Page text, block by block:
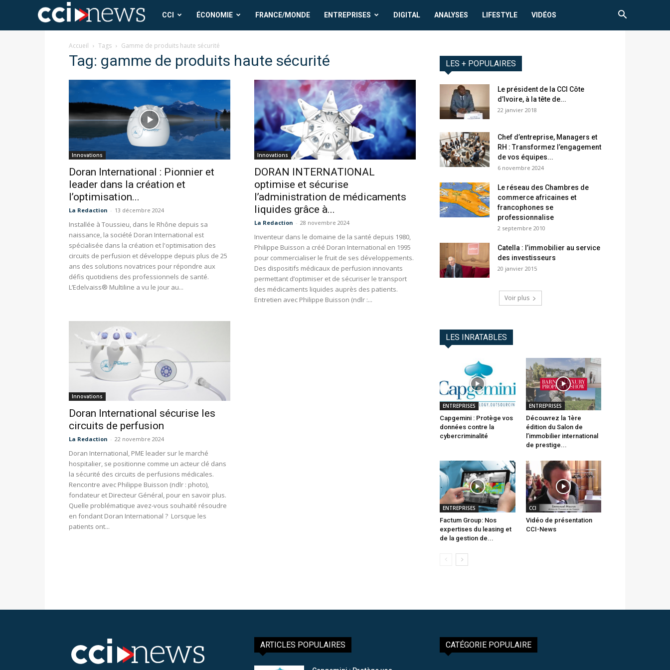
CCI
News
CCI ÉCONOMIE FRANCE/MONDE ENTREPRISES DIGITAL ANALYSES LIFESTYLE VIDÉOS
Accueil Tags Gamme de produits haute sécurité
Tag: gamme de produits haute sécurité
Innovations
Doran International : Pionnier et
leader dans la création et
l’optimisation...
La Redaction - 13 décembre 2024
Installée à Toussieu, dans le Rhône depuis sa
naissance, la société Doran International est
spécialisée dans la création et l'optimisation des
circuits de perfusion et développe depuis plus de 25
ans des solutions novatrices pour répondre aux
défis quotidiens des professionnels de santé.
L’Edelvaiss® Multiline a vu le jour au...
Innovations
DORAN INTERNATIONAL
optimise et sécurise
l’administration de médicaments
liquides grâce à...
La Redaction - 28 novembre 2024
Inventeur dans le domaine de la santé depuis 1980,
Philippe Buisson a créé Doran International en 1995
pour commercialiser le fruit de ses développements.
Des dispositifs médicaux de perfusion innovants
permettant d’optimiser et de sécuriser le transport
des médicaments liquides auprès des patients.
Entretien avec Philippe Buisson (ndlr :...
Innovations
Doran International sécurise les
circuits de perfusion
La Redaction - 22 novembre 2024
Doran International, PME leader sur le marché
hospitalier, se positionne comme un acteur clé dans
la sécurité des circuits de perfusions médicales.
Rencontre avec Philippe Buisson (ndlr : photo),
fondateur et Directeur Général, pour en savoir plus.
Quelle problématique avez-vous souhaité résoudre
en fondant Doran International ? Lorsque les
patients ont...
LES + POPULAIRES
Le président de la CCI Côte
d’Ivoire, à la tête de...
22 janvier 2018
Chef d’entreprise, Managers et
RH : Transformez l’engagement
de vos équipes...
6 novembre 2024
Le réseau des Chambres de
commerce africaines et
francophones se
professionnalise
2 septembre 2010
Catella : l’immobilier au service
des investisseurs
20 janvier 2015
Voir plus
LES INRATABLES
ENTREPRISES
Capgemini : Protège vos
données contre la
cybercriminalité
ENTREPRISES
Découvrez la 1ère
édition du Salon de
l’immobilier international
de prestige...
ENTREPRISES
Factum Group: Nos
expertises du leasing et
de la gestion de...
CCI
Vidéo de présentation
CCI-News
ARTICLES POPULAIRES CATÉGORIE POPULAIRE